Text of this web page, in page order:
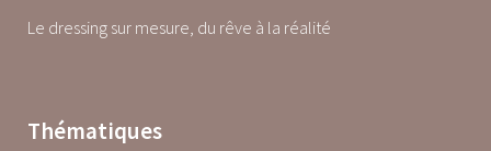
Le dressing sur mesure, du rêve à la réalité
Thématiques